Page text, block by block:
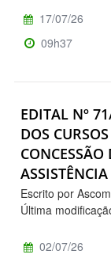
17/07/26
09h37
EDITAL Nº
DOS
Escrito por
Última
02/07/26